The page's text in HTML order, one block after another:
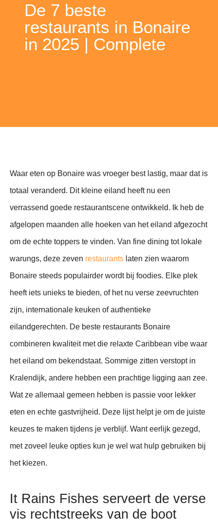
De 7 beste
restaurants in Bonaire
in 2025 | Complete
Waar eten op Bonaire was vroeger best lastig, maar dat is
totaal veranderd. Dit kleine eiland heeft nu een
verrassend goede restaurantscene ontwikkeld. Ik heb de
afgelopen maanden alle hoeken van het eiland afgezocht
om de echte toppers te vinden. Van fine dining tot lokale
warungs, deze zeven restaurants laten zien waarom
Bonaire steeds populairder wordt bij foodies. Elke plek
heeft iets unieks te bieden, of het nu verse zeevruchten
zijn, internationale keuken of authentieke
eilandgerechten. De beste restaurants Bonaire
combineren kwaliteit met die relaxte Caribbean vibe waar
het eiland om bekendstaat. Sommige zitten verstopt in
Kralendijk, andere hebben een prachtige ligging aan zee.
Wat ze allemaal gemeen hebben is passie voor lekker
eten en echte gastvrijheid. Deze lijst helpt je om de juiste
keuzes te maken tijdens je verblijf. Want eerlijk gezegd,
met zoveel leuke opties kun je wel wat hulp gebruiken bij
het kiezen.
It Rains Fishes serveert de verse
vis rechtstreeks van de boot